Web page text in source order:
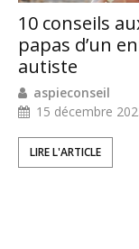
10 conseils
papas d’un
autiste
aspieconseil
15 décembre
LIRE L'ARTICLE